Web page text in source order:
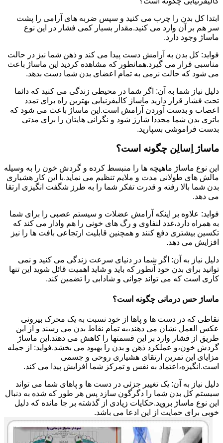
ابتدا کل بدن را چرب می کنید و سپس ضربه های آرامی را پشت
سر هم بر آن وارد می کنید.مقدار بسیار کمی فشار در این نوع
ماساژ وجود دارد.
فواید: کل بدن به آرامش دست پیدا می کند و ذهن شما نیز در حالت
مناسبی قرار می گیرد.همانطور که مشاهده کردید این ماساژ باعث
می شود که حالت نرمی به تمام اعضای بدن شما دست بدهد.
دلیل نیاز شما به آن: اگر شما در محیطی زندگی می کنید که دائما
تحت فشار قرار دارید ماساژ کالیفرنیایی بهترین راه برای تمدد
اعصاب و بدست آوردن آرامش است.این ماساژ باعث می شود که
باتری بدن شما مجددا شارژ شود و نگرانی هایتان را برای مدتی
بدست فراموشی بسپارید.
ماساژ اِسالِن چگونه است؟
این نوع ماساژ ماهیچه ها را منبسط کرده و گردش خون را به وسیله
مالش های طولانی مدت و ملایم تنظیم می نماید.با این کار هشیاری
بدن شما بالا رفته و قدرت تفکر شما را به طرز شگفت انگیزی ارتقا
می دهد.
فواید: علاوه بر اینکه آرامش عضلات و سیستم عصبی را برای شما
به همراه دارد،غدد لنفاوی و رگ های خونی را هم وادار می کند که
تکسین بیشتری دفع کنند و همچنین قابلیت ارتجاعی بافت ها را نیز
افزایش می دهد.
دلیل نیاز به آن: اگر شما در دنیای سرعت زندگی می کنید و نمی
توانید برای بدن خود آنطور که باید و شاید اهمیت قائل شوید این تنها
کاری است که می تواند جوانی و شادابی را تضمین کند.
ماساژ حس درمانی چگونه است؟
نقاطی که در دست ها و پاها از خود نسبت به یک محرک بیرونی
عکس العمل نشان می دهند،به تمام نقاط بدن می رسند و از این
طریق از فشار وارد بر این قسمتها را کاهش می دهند.این ماساژ
گردش خون،و عملکرد ذهن و بدن را بهبود می بخشد.فواید: از جمله
مزایای این تمرین ارتقای هشیاری روحی و جسمی
است.انگیزه،اعتماد به نفس و تمرکز شما افزایش پیدا می کند.
دلیل نیاز به آن: یک تغییر جزئی در دست ها و پاهای شما می تواند
سیستم کل بدن شما را دگرگون سازد پس هر طور که شده به دنبال
این نوع ماساژ بروید.حکایات زیادی از گذشته بر جا مانده که دلیل
خوبی برای حمایت از این ادعا می باشد.